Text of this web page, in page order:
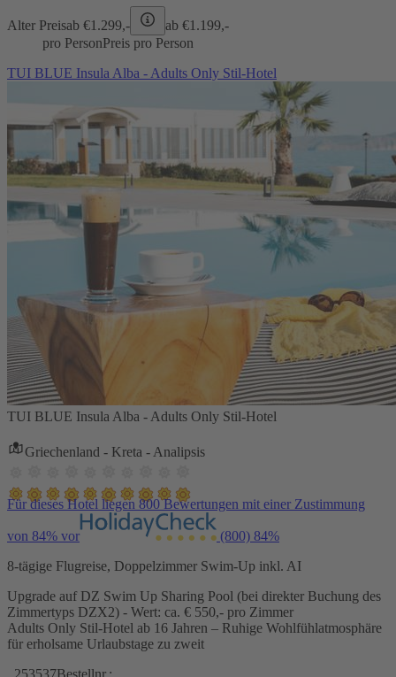
Alter Preisab €1.299,- ab €1.199,-
pro PersonPreis pro Person
TUI BLUE Insula Alba - Adults Only Stil-Hotel
TUI BLUE Insula Alba - Adults Only Stil-Hotel
Griechenland - Kreta - Analipsis
Für dieses Hotel liegen 800 Bewertungen mit einer Zustimmung
von 84% vor (800) 84%
8-tägige Flugreise, Doppelzimmer Swim-Up inkl. AI
Upgrade auf DZ Swim Up Sharing Pool (bei direkter Buchung des
Zimmertyps DZX2) - Wert: ca. € 550,- pro Zimmer
Adults Only Stil-Hotel ab 16 Jahren – Ruhige Wohlfühlatmosphäre
für erholsame Urlaubstage zu zweit
253537Bestellnr.: